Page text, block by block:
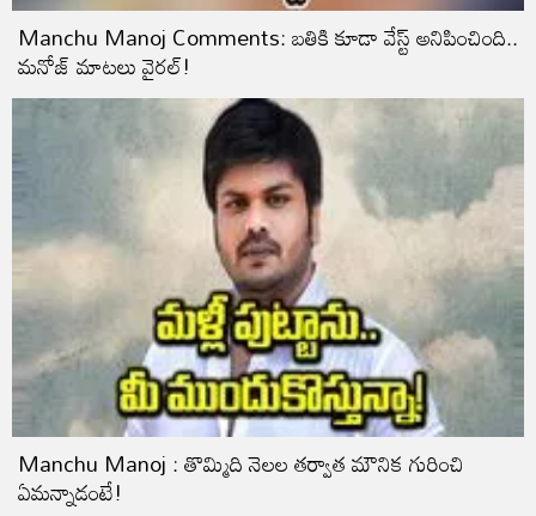
Manchu Manoj Comments: బతికి కూడా వేస్ట్‌ అనిపించింది..
మనోజ్‌ మాటలు వైరల్‌!
Manchu Manoj : తొమ్మిది నెలల తర్వాత మౌనిక గురించి
ఏమన్నాడంటే!